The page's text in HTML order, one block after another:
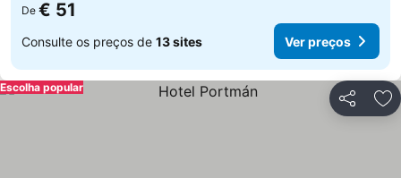
De € 51
Consulte os preços de 13 sites Ver preços
Partilhar
Escolha popular